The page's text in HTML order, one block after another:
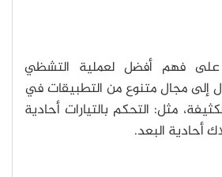
فهم أفضل لعملية التشظي
إلى مجال متنوع من التطبيقات في
مثل: التحكم بالتيارات أحادية
أحادية البعد.